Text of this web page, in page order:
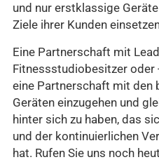
und nur erstklassige
Ziele ihrer Kunden
Eine Partnerschaft mit
Fitnessstudiobesitzer oder
eine Partnerschaft mit den
Geräten einzugehen und
hinter sich zu haben, das
und der kontinuierlichen
hat. Rufen Sie uns noch